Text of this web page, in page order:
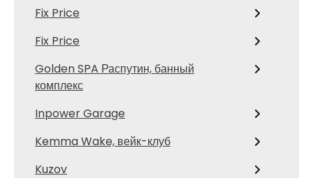
Fix Price
Fix Price
Golden SPA Распутин, банный
комплекс
Inpower Garage
Kemma Wake, вейк-клуб
Kuzov